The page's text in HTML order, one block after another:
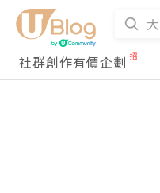
社群創作有價企劃